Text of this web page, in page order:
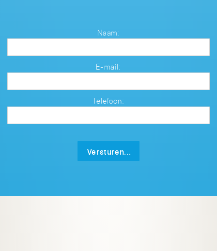
Naam:
E-mail:
Telefoon:
Versturen...